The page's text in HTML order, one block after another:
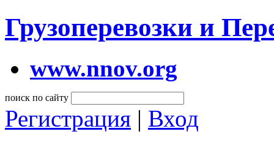
Грузоперевозки и
www.nnov.org
поиск по сайту
Регистрация | Вход